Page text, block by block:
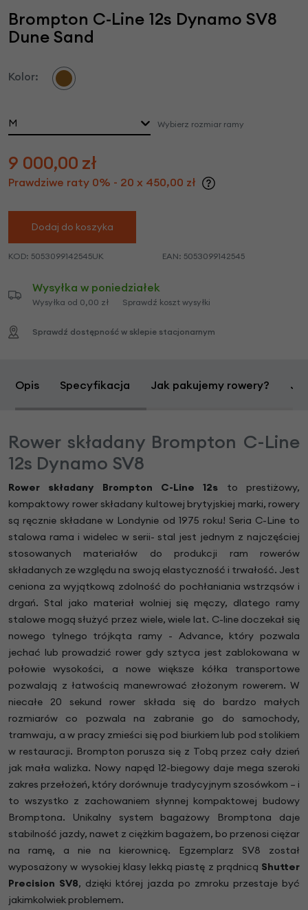
Brompton C-Line 12s Dynamo SV8
Dune Sand
Kolor:
M Wybierz rozmiar ramy
9 000,00 zł
Prawdziwe raty 0% - 20 x 450,00 zł
Dodaj do koszyka
KOD: 5053099142545UK EAN: 5053099142545
Wysyłka w poniedziałek
Wysyłka od 0,00 zł Sprawdź koszt wysyłki
Sprawdź dostępność w sklepie stacjonarnym
Opis Specyfikacja Jak pakujemy rowery?
Rower składany Brompton C-Line
12s Dynamo SV8
Rower składany Brompton C-Line 12s
to prestiżowy,
kompaktowy rower składany kultowej brytyjskiej marki, rowery
są ręcznie składane w Londynie od 1975 roku! Seria C-Line to
stalowa rama i widelec w serii- stal jest jednym z najczęściej
stosowanych materiałów do produkcji ram rowerów
składanych ze względu na swoją elastyczność i trwałość. Jest
ceniona za wyjątkową zdolność do pochłaniania wstrząsów i
drgań. Stal jako materiał wolniej się męczy, dlatego ramy
stalowe mogą służyć przez wiele, wiele lat. C-line doczekał się
nowego tylnego trójkąta ramy - Advance, który pozwala
jechać lub prowadzić rower gdy sztyca jest zablokowana w
połowie wysokości, a nowe większe kółka transportowe
pozwalają z łatwością manewrować złożonym rowerem. W
niecałe 20 sekund rower składa się do bardzo małych
rozmiarów co pozwala na zabranie go do samochody,
tramwaju, a w pracy zmieści się pod biurkiem lub pod stolikiem
w restauracji. Brompton porusza się z Tobą przez cały dzień
jak mała walizka. Nowy napęd 12-biegowy daje mega szeroki
zakres przełożeń, który dorównuje tradycyjnym szosówkom – i
to wszystko z zachowaniem słynnej kompaktowej budowy
Bromptona. Unikalny system bagażowy Bromptona daje
stabilność jazdy, nawet z ciężkim bagażem, bo przenosi ciężar
na ramę, a nie na kierownicę. Egzemplarz SV8 został
wyposażony w wysokiej klasy lekką piastę z prądnicą Shutter
Precision SV8, dzięki której jazda po zmroku przestaje być
jakimkolwiek problemem.